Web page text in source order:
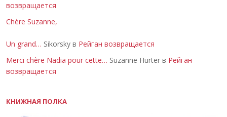
возвращается
Chère Suzanne,
Un grand… Sikorsky в Рейган возвращается
Merci chère Nadia pour cette… Suzanne Hurter в Рейган
возвращается
КНИЖНАЯ ПОЛКА